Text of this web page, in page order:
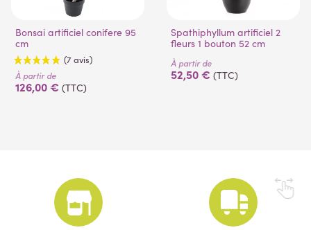
Bonsai artificiel conifere 95
cm
À partir de
126,00 € (TTC)
Spathiphyllum artificiel 2
fleurs 1 bouton 52 cm
À partir de
52,50 € (TTC)